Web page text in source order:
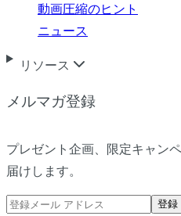
動画圧縮のヒント
ニュース
リソース
メルマガ登録
プレゼント企画、限定キャン
届けします。
登録